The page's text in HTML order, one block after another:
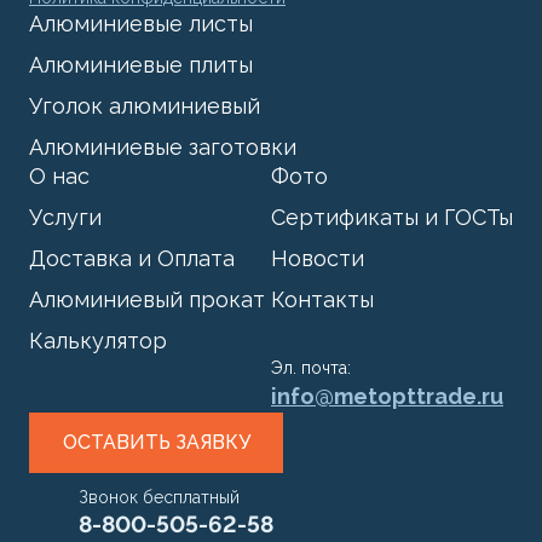
Алюминиевые листы
Алюминиевые плиты
Уголок алюминиевый
Алюминиевые заготовки
О нас
Услуги
Доставка и Оплата
Алюминиевый прокат
Калькулятор
Фото
Сертификаты и ГОСТы
Новости
Контакты
Эл. почта:
info@metopttrade.ru
ОСТАВИТЬ ЗАЯВКУ
Звонок бесплатный
8-800-505-62-58